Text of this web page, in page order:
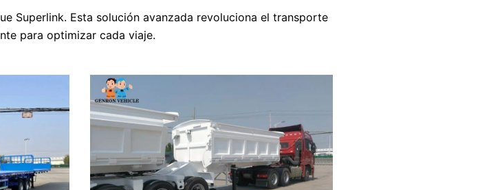
Superlink. Esta solución avanzada revoluciona el transporte
para optimizar cada viaje.